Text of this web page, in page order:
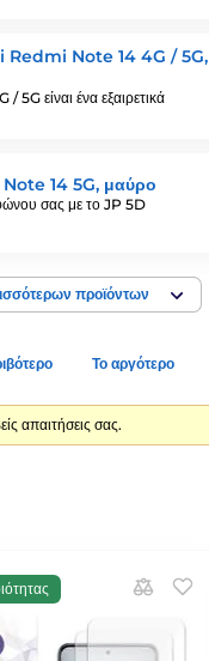
Redmi Note 14 4G / 5G,
είναι ένα εξαιρετικά
14 5G, μαύρο
σας με το JP 5D
προϊόντων
Το αργότερο
απαιτήσεις σας.